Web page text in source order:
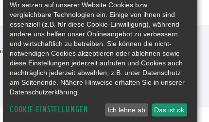
oder rufen Sie uns an!
Wir setzen auf unserer Website Cookies bzw.
vergleichbare Technologien ein. Einige von ihnen sind
essenziell (z.B. für diese Cookie-Einwilligung), während
andere uns helfen unser Onlineangebot zu verbessern
und wirtschaftlich zu betreiben. Sie können die nicht-
notwendigen Cookies akzeptieren oder ablehnen sowie
diese Einstellungen jederzeit aufrufen und Cookies auch
nachträglich jederzeit abwählen, z.B. unter Datenschutz
am Seitenende. Nähere Hinweise erhalten Sie in unserer
Datenschutzerklärung.
COOKIE-EINSTELLUNGEN Ich lehne ab Das ist ok